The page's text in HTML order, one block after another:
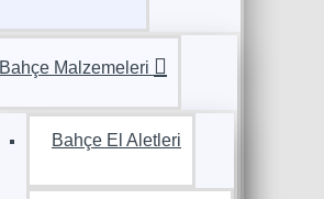
Bahçe Malzemeleri
Bahçe El Aletleri